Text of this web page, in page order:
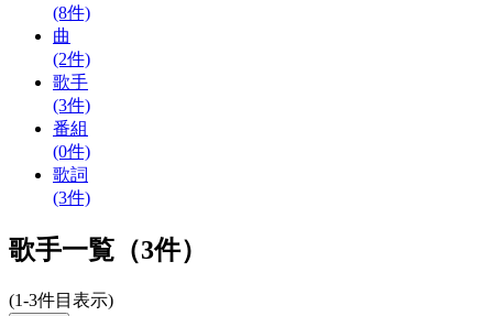
(8件)
曲
(2件)
歌手
(3件)
番組
(0件)
歌詞
(3件)
歌手一覧（3件）
(1-3件目表示)